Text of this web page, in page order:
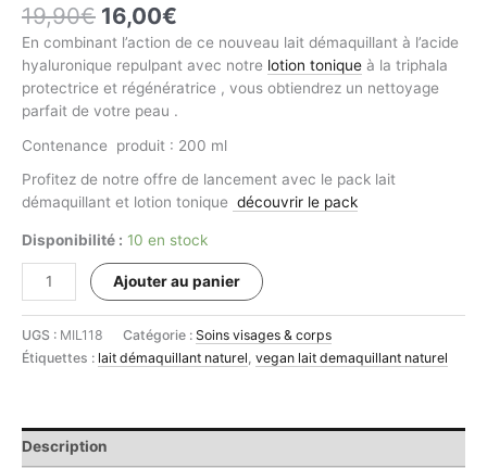
19,90€ Le
prix
initial
était :
19,90€.
16,00€
prix
actuel
est :
16,00€.
En combinant l’action de ce nouveau lait démaquillant à l’acide
hyaluronique repulpant avec notre lotion tonique à la triphala
protectrice et régénératrice , vous obtiendrez un nettoyage
parfait de votre peau .
Contenance produit : 200 ml
Profitez de notre offre de lancement avec le pack lait
démaquillant et lotion tonique découvrir le pack
Disponibilité : 10 en stock
quantité
LAIT
DÉMAQUILLANT
à
#
Ajouter au panier
UGS : MIL118 Catégorie : Soins visages & corps
Étiquettes : lait démaquillant naturel vegan lait demaquillant naturel
Description